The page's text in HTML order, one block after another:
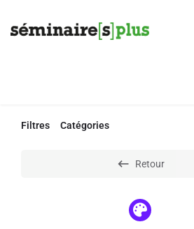
Filtres Catégories
Retour